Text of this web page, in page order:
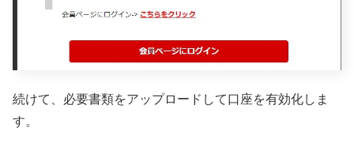
続けて、必要書類をアップロードして口座を有効化しま
す。